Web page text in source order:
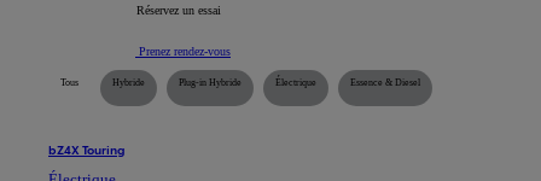
Réservez un essai
Prenez rendez-vous
Tous Hybride Plug-in Hybride Électrique Essence & Diesel
bZ4X Touring